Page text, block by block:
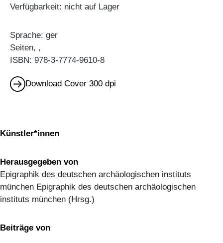
Verfügbarkeit: nicht auf Lager
Sprache: ger
Seiten, ,
ISBN: 978-3-7774-9610-8
Download Cover 300 dpi
Künstler*innen
Herausgegeben von
Epigraphik des deutschen archäologischen instituts
münchen Epigraphik des deutschen archäologischen
instituts münchen (Hrsg.)
Beiträge von